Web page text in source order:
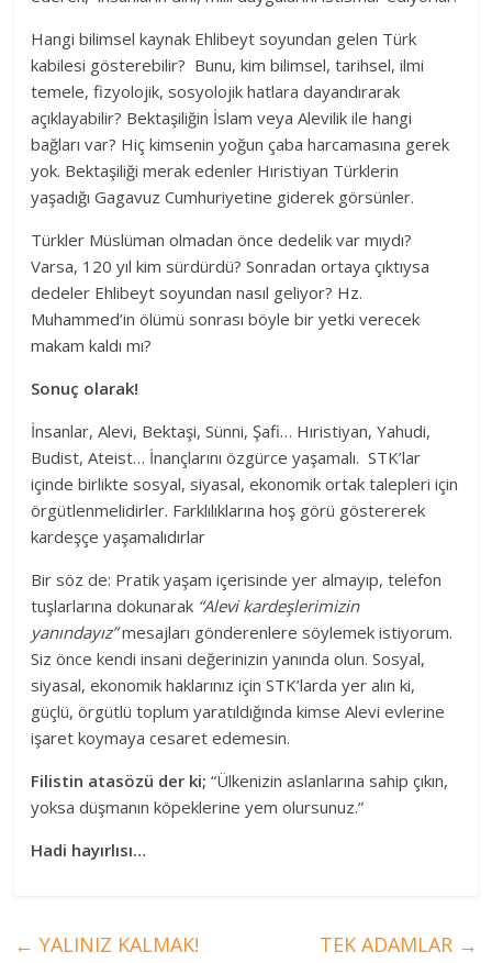
Hangi bilimsel kaynak Ehlibeyt soyundan gelen Türk
kabilesi gösterebilir? Bunu, kim bilimsel, tarihsel, ilmi
temele, fizyolojik, sosyolojik hatlara dayandırarak
açıklayabilir? Bektaşiliğin İslam veya Alevilik ile hangi
bağları var? Hiç kimsenin yoğun çaba harcamasına gerek
yok. Bektaşiliği merak edenler Hıristiyan Türklerin
yaşadığı Gagavuz Cumhuriyetine giderek görsünler.
Türkler Müslüman olmadan önce dedelik var mıydı?
Varsa, 120 yıl kim sürdürdü? Sonradan ortaya çıktıysa
dedeler Ehlibeyt soyundan nasıl geliyor? Hz.
Muhammed’in ölümü sonrası böyle bir yetki verecek
makam kaldı mı?
Sonuç olarak!
İnsanlar, Alevi, Bektaşi, Sünni, Şafi… Hıristiyan, Yahudi,
Budist, Ateist… İnançlarını özgürce yaşamalı. STK’lar
içinde birlikte sosyal, siyasal, ekonomik ortak talepleri için
örgütlenmelidirler. Farklılıklarına hoş görü göstererek
kardeşçe yaşamalıdırlar
Bir söz de: Pratik yaşam içerisinde yer almayıp, telefon
tuşlarlarına dokunarak “Alevi kardeşlerimizin
yanındayız”mesajları gönderenlere söylemek istiyorum.
Siz önce kendi insani değerinizin yanında olun. Sosyal,
siyasal, ekonomik haklarınız için STK’larda yer alın ki,
güçlü, örgütlü toplum yaratıldığında kimse Alevi evlerine
işaret koymaya cesaret edemesin.
Filistin atasözü der ki; “Ülkenizin aslanlarına sahip çıkın,
yoksa düşmanın köpeklerine yem olursunuz.”
Hadi hayırlısı…
← YALINIZ KALMAK! TEK ADAMLAR →